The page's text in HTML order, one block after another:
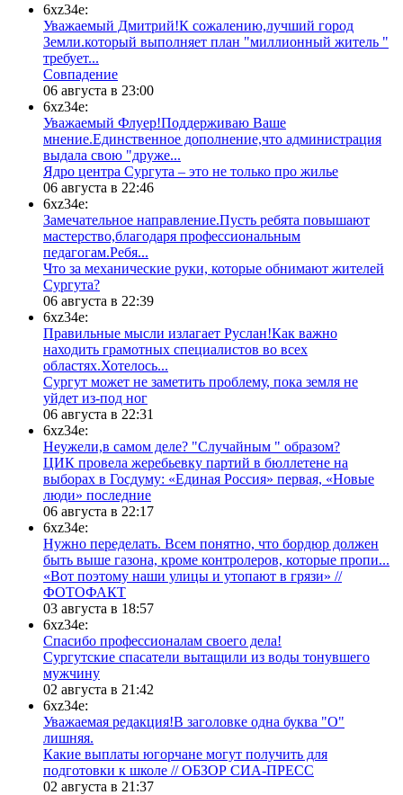
6xz34e:
Уважаемый Дмитрий!К сожалению,лучший город
Земли.который выполняет план "миллионный житель "
требует...
​Совпадение
06 августа в 23:00
6xz34e:
Уважаемый Флуер!Поддерживаю Ваше
мнение.Единственное дополнение,что администрация
выдала свою "друже...
​Ядро центра Сургута ‒ это не только про жилье
06 августа в 22:46
6xz34e:
Замечательное направление.Пусть ребята повышают
мастерство,благодаря профессиональным
педагогам.Ребя...
​Что за механические руки, которые обнимают жителей
Сургута?
06 августа в 22:39
6xz34e:
Правильные мысли излагает Руслан!Как важно
находить грамотных специалистов во всех
областях.Хотелось...
Сургут может не заметить проблему, пока земля не
уйдет из-под ног
06 августа в 22:31
6xz34e:
Неужели,в самом деле? "Случайным " образом?
ЦИК провела жеребьевку партий в бюллетене на
выборах в Госдуму: «Единая Россия» первая, «Новые
люди» последние
06 августа в 22:17
6xz34e:
Нужно переделать. Всем понятно, что бордюр должен
быть выше газона, кроме контролеров, которые пропи...
«Вот поэтому наши улицы и утопают в грязи» //
ФОТОФАКТ
03 августа в 18:57
6xz34e:
Спасибо профессионалам своего дела!
Сургутские спасатели вытащили из воды тонувшего
мужчину
02 августа в 21:42
6xz34e:
Уважаемая редакция!В заголовке одна буква "О"
лишняя.
Какие выплаты югорчане могут получить для
подготовки к школе // ОБЗОР СИА-ПРЕСС
02 августа в 21:37